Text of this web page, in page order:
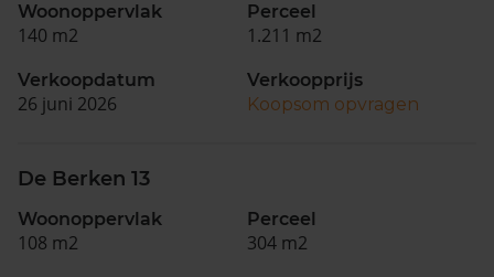
Woonoppervlak
140 m2
Perceel
1.211 m2
Verkoopdatum
26 juni 2026
Verkoopprijs
Koopsom opvragen
De Berken 13
Woonoppervlak
108 m2
Perceel
304 m2